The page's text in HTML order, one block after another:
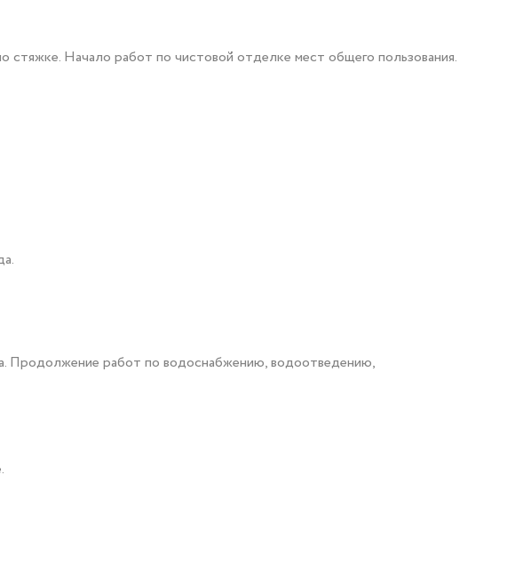
стяжке. Начало работ по чистовой отделке мест общего пользования.
Продолжение работ по водоснабжению, водоотведению,